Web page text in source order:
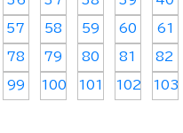
57 58 59 60 61
78 79 80 81 82
99 100 101 102 103